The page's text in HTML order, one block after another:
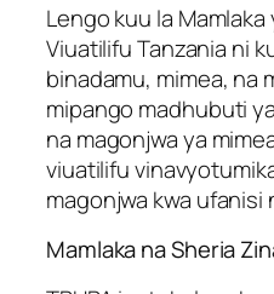
Lengo kuu la
Viuatilifu Tanzania ni
binadamu, mimea, na
mipango madhubuti
na magonjwa ya
viuatilifu
magonjwa kwa ufanisi
Mamlaka na Sheria